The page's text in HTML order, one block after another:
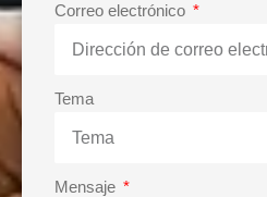
Correo electrónico
Tema
Mensaje